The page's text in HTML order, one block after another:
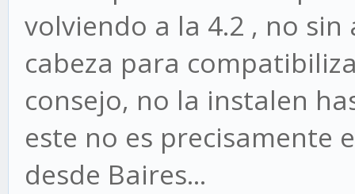
volviendo a la 4.2 , no
cabeza para
consejo, no la instalen
este no es precisamente
desde Baires...